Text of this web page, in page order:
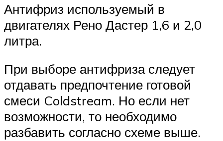
Антифриз используемый в
двигателях Рено Дастер 1,6 и 2,0
литра.
При выборе антифриза следует
отдавать предпочтение готовой
смеси Coldstream. Но если нет
возможности, то необходимо
разбавить согласно схеме выше.